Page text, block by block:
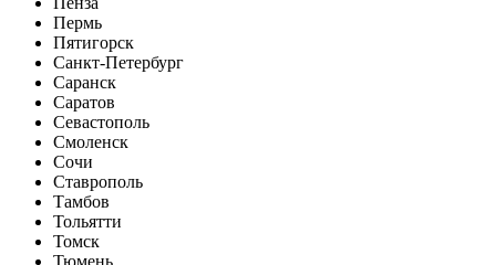
Пермь
Пятигорск
Санкт-Петербург
Саранск
Саратов
Севастополь
Смоленск
Сочи
Ставрополь
Тамбов
Тольятти
Томск